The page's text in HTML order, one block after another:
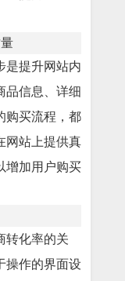
是提升网站内
品信息、详细
购买流程，都
网站上提供真
增加用户购买
转化率的关
操作的界面设